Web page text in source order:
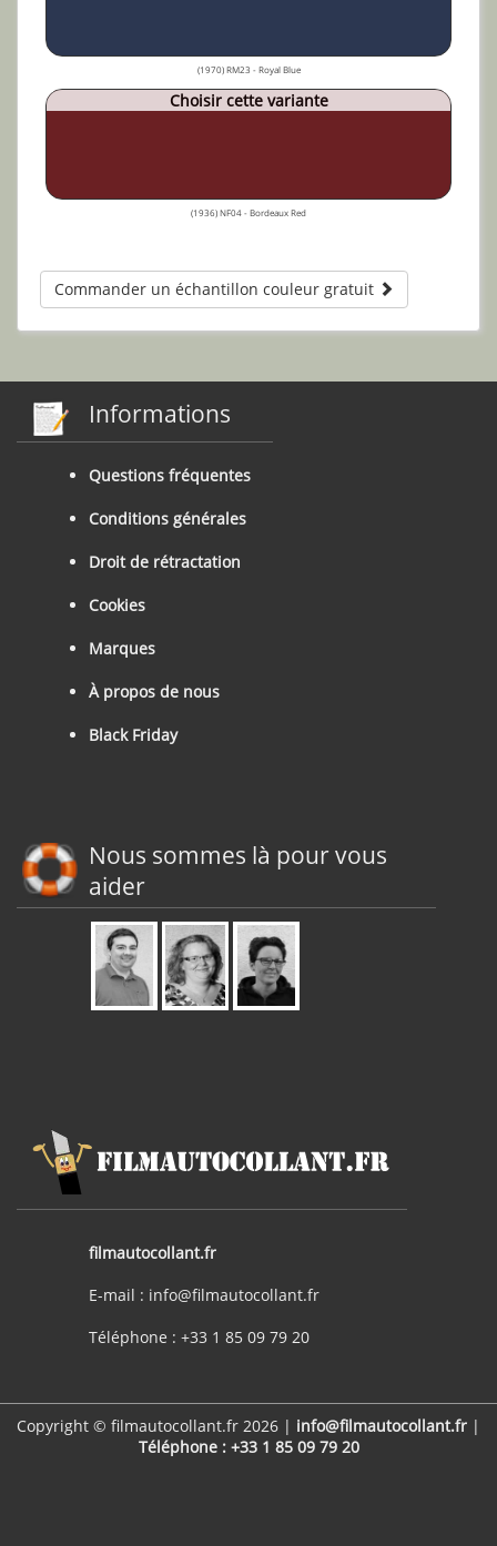
(1970) RM23 - Royal Blue
Choisir cette variante
(1936) NF04 - Bordeaux Red
Commander un échantillon couleur gratuit
Informations
Questions fréquentes
Conditions générales
Droit de rétractation
Cookies
Marques
À propos de nous
Black Friday
Nous sommes là pour vous
aider
filmautocollant.fr
E-mail : info@filmautocollant.fr
Téléphone : +33 1 85 09 79 20
Copyright © filmautocollant.fr 2026 | info@filmautocollant.fr |
Téléphone : +33 1 85 09 79 20